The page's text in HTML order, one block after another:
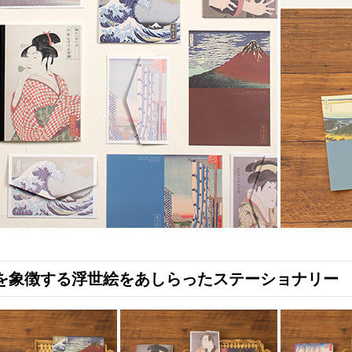
象徴する浮世絵をあしらったステーショナリー